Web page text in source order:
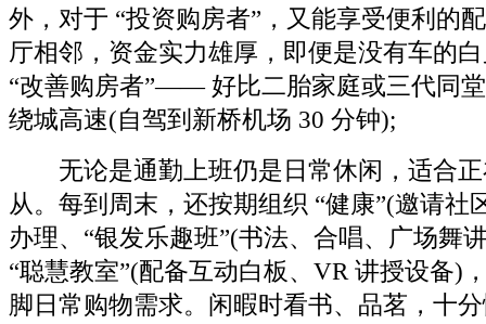
外，对于 “投资购房者”，又能享受便利的
厅相邻，资金实力雄厚，即便是没有车的
“改善购房者”—— 好比二胎家庭或三代同
绕城高速(自驾到新桥机场 30 分钟);
无论是通勤上班仍是日常休闲，适合正
从。每到周末，还按期组织 “健康”(邀请社
办理、“银发乐趣班”(书法、合唱、广场舞
“聪慧教室”(配备互动白板、VR 讲授设备)
脚日常购物需求。闲暇时看书、品茗，十